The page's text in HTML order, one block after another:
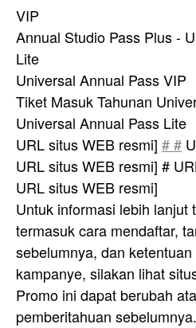
VIP
Annual Studio Pass Plus -
Lite
Universal Annual Pass VIP
Tiket Masuk Tahunan
Universal Annual Pass Lite
URL situs WEB resmi] # #
URL situs WEB resmi] #
URL situs WEB resmi]
Untuk informasi lebih lanjut
termasuk cara mendaftar,
sebelumnya, dan
kampanye, silakan lihat
Promo ini dapat berubah
pemberitahuan sebelumnya.